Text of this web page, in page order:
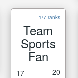
1/7 ranks
Team
Sports
Fan
17 20